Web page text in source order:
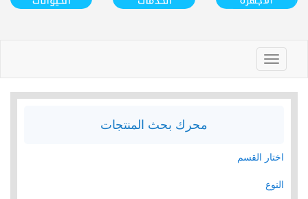
Toggle
navigation
محرك بحث المنتجات
اختار القسم
النوع